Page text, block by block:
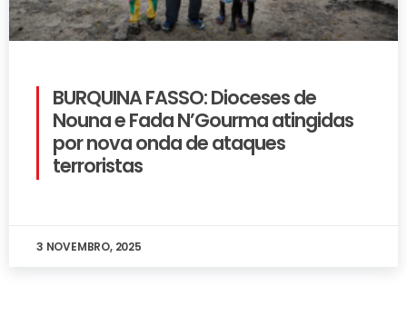
BURQUINA FASSO: Dioceses de
Nouna e Fada N’Gourma atingidas
por nova onda de ataques
terroristas
3 NOVEMBRO, 2025